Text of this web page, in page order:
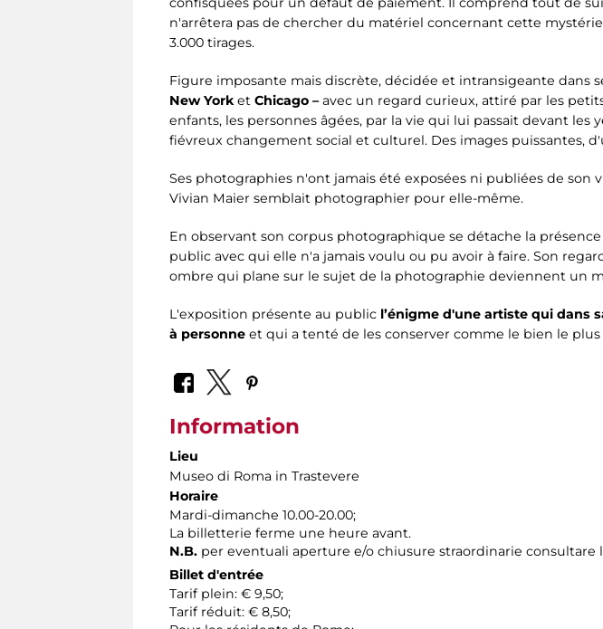
n'arrêtera pas de chercher du matériel concernant cette
3.000 tirages.
Figure imposante mais discrète, décidée et intransigeante dans
New Yorket Chicago –avec un regard curieux, attiré par les
enfants, les personnes âgées, par la vie qui lui passait devant
fiévreux changement social et culturel. Des images
Ses photographies n'ont jamais été exposées ni publiées de
Vivian Maier semblait photographier pour elle-même.
En observant son corpus photographique se détache la
public avec qui elle n'a jamais voulu ou pu avoir à faire. Son
ombre qui plane sur le sujet de la photographie deviennent un
L'exposition présente au public l’énigme d'une artiste qui dans
à personne et qui a tenté de les conserver comme le bien le
Information
Lieu
Museo di Roma in Trastevere
Horaire
Mardi-dimanche 10.00-20.00;
La billetterie ferme une heure avant.
N.B. per eventuali aperture e/o chiusure straordinarie consultare
Billet d'entrée
Tarif plein: € 9,50;
Tarif réduit: € 8,50;